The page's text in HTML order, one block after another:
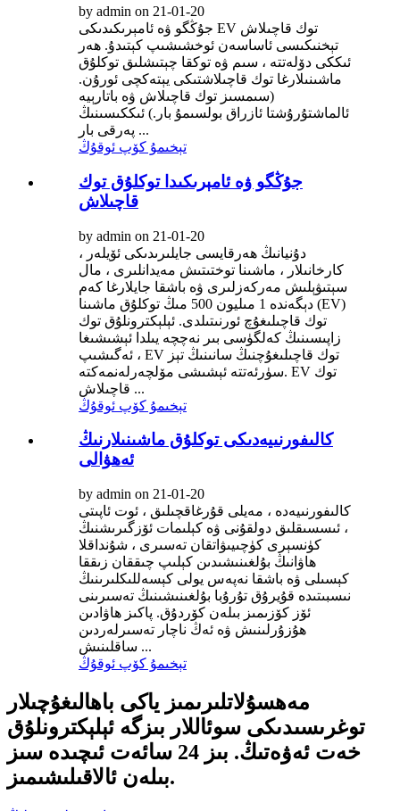
by admin on 21-01-20
جۇڭگو ۋە ئامېرىكىدىكى EV توك قاچىلاش
تېخنىكىسى ئاساسەن ئوخشىشىپ كېتىدۇ. ھەر
ئىككى دۆلەتتە ، سىم ۋە توكقا چېتىشلىق توكلۇق
ماشىنىلارغا توك قاچىلاشتىكى يېتەكچى ئورۇن.
(سىمسىز توك قاچىلاش ۋە باتارېيە
ئالماشتۇرۇشتا ئازراق بولسىمۇ بار.) ئىككىسىنىڭ
پەرقى بار ...
تېخىمۇ كۆپ ئوقۇڭ
جۇڭگو ۋە ئامېرىكىدا توكلۇق توك
قاچىلاش
by admin on 21-01-20
دۇنيانىڭ ھەرقايسى جايلىرىدىكى ئۆيلەر ،
كارخانىلار ، ماشىنا توختىتىش مەيدانلىرى ، مال
سېتىۋېلىش مەركەزلىرى ۋە باشقا جايلارغا كەم
دېگەندە 1 مىليون 500 مىڭ توكلۇق ماشىنا (EV)
توك قاچىلىغۇچ ئورنىتىلدى. ئېلېكترونلۇق توك
زاپىسىنىڭ كەلگۈسى بىر نەچچە يىلدا ئېشىشىغا
ئەگىشىپ ، EV توك قاچىلىغۇچنىڭ سانىنىڭ تېز
سۈرئەتتە ئېشىشى مۆلچەرلەنمەكتە. EV توك
قاچىلاش ...
تېخىمۇ كۆپ ئوقۇڭ
كالىفورنىيەدىكى توكلۇق ماشىنىلارنىڭ
ئەھۋالى
by admin on 21-01-20
كالىفورنىيەدە ، مەيلى قۇرغاقچىلىق ، ئوت ئاپىتى
، ئىسسىقلىق دولقۇنى ۋە كېلىمات ئۆزگىرىشنىڭ
كۈنسېرى كۈچىيىۋاتقان تەسىرى ، شۇنداقلا
ھاۋانىڭ بۇلغىنىشىدىن كېلىپ چىققان زىققا
كېسىلى ۋە باشقا نەپەس يولى كېسەللىكلىرىنىڭ
نىسبىتىدە قۇيرۇق تۇرۇبا بۇلغىنىشىنىڭ تەسىرىنى
ئۆز كۆزىمىز بىلەن كۆردۇق. پاكىز ھاۋادىن
ھۇزۇرلىنىش ۋە ئەڭ ناچار تەسىرلەردىن
ساقلىنىش ...
تېخىمۇ كۆپ ئوقۇڭ
مەھسۇلاتلىرىمىز ياكى باھالىغۇچىلار
توغرىسىدىكى سوئاللار بىزگە ئېلېكترونلۇق
خەت ئەۋەتىڭ. بىز 24 سائەت ئىچىدە سىز
بىلەن ئالاقىلىشىمىز.